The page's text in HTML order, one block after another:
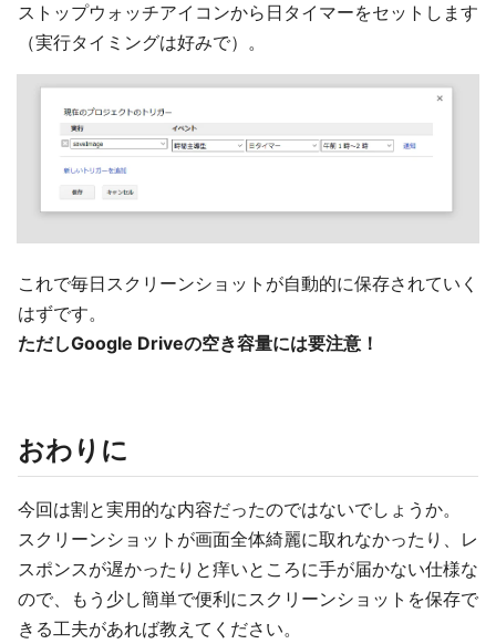
ストップウォッチアイコンから日タイマーをセットします
（実行タイミングは好みで）。
これで毎日スクリーンショットが自動的に保存されていく
はずです。
ただしGoogle Driveの空き容量には要注意！
おわりに
今回は割と実用的な内容だったのではないでしょうか。
スクリーンショットが画面全体綺麗に取れなかったり、レ
スポンスが遅かったりと痒いところに手が届かない仕様な
ので、もう少し簡単で便利にスクリーンショットを保存で
きる工夫があれば教えてください。